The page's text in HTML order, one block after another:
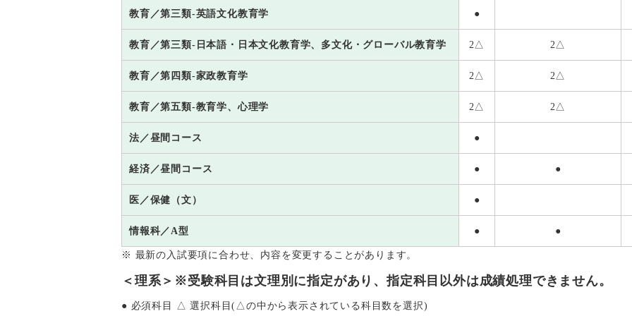
教育／第三類-英語文化教育学 ●
教育／第三類-日本語・日本文化教育学、多文化・グローバル教育学 2△ 2△
教育／第四類-家政教育学 2△ 2△
教育／第五類-教育学、心理学 2△ 2△
法／昼間コース ●
経済／昼間コース ● ●
医／保健（文） ●
情報科／A型 ● ●
※ 最新の入試要項に合わせ、内容を変更することがあります。
＜理系＞※受験科目は文理別に指定があり、指定科目以外は成績処理できません。
● 必須科目 △ 選択科目(△の中から表示されている科目数を選択)